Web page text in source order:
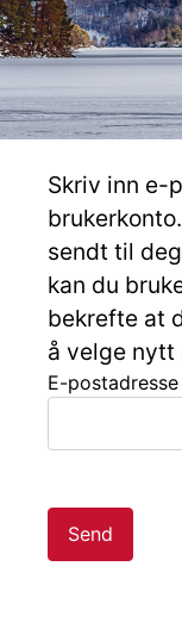
Skriv inn e-postadresse til din
sendt til
kan du
bekrefte at
å velge nytt
E-postadresse
Send